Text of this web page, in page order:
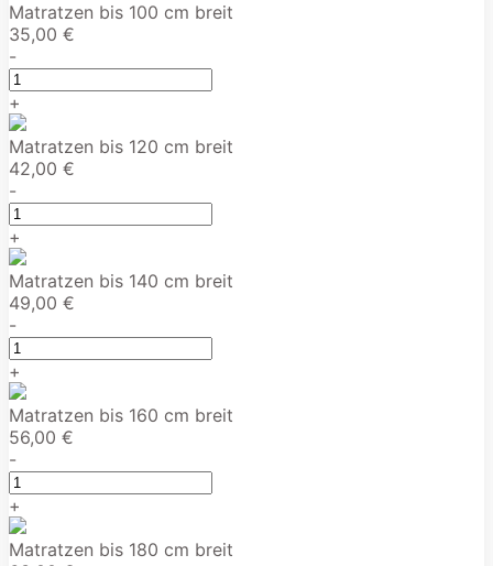
Matratzen bis 100 cm breit
35,00 €
-
+
Matratzen bis 120 cm breit
42,00 €
-
+
Matratzen bis 140 cm breit
49,00 €
-
+
Matratzen bis 160 cm breit
56,00 €
-
+
Matratzen bis 180 cm breit